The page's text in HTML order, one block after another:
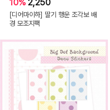
10% 2,250
[디어마이하] 딸기 행운 조각보 배
경 모조지팩